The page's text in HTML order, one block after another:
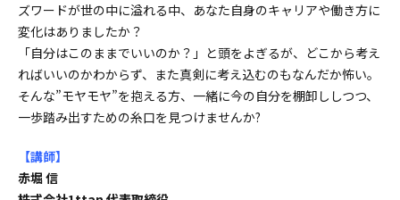
ズワードが世の中に溢れる中、あなた自身のキャリアや働き方に
変化はありましたか？
「自分はこのままでいいのか？」と頭をよぎるが、どこから考え
ればいいのかわからず、また真剣に考え込むのもなんだか怖い。
そんな”モヤモヤ”を抱える方、一緒に今の自分を棚卸ししつつ、
一歩踏み出すための糸口を見つけませんか?
【講師】
赤堀 信